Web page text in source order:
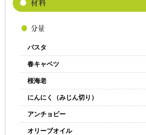
パスタ
春キャベツ
桜海老
にんにく（みじん切り）
アンチョビー
オリーブオイル